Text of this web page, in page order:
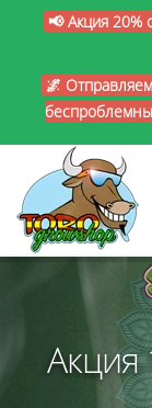
📢 Акция 20%
🌌
Акция